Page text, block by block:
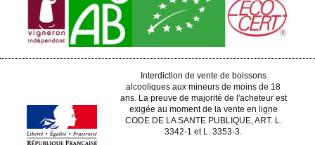
Interdiction de vente de boissons
alcooliques aux mineurs de moins de 18
ans. La preuve de majorité de l'acheteur est
exigée au moment de la vente en ligne
CODE DE LA SANTE PUBLIQUE, ART. L.
3342-1 et L. 3353-3.